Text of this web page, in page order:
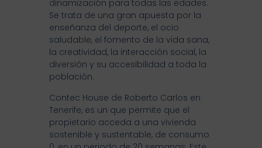
dinamización para todas las edades.
Se trata de una gran apuesta por la
enseñanza del deporte, el ocio
saludable, el fomento de la vida sana,
la creatividad, la interacción social, la
diversión y su accesibilidad a toda la
población.
Contec House de Roberto Carlos en
Tenerife, es un que permite que el
propietario acceda a una vivienda
sostenible y sustentable, de consumo